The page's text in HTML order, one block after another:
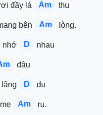
đầy lá Am thu
bên Am lòng.
nhớ D nhau
đâu
D du
Am ru.